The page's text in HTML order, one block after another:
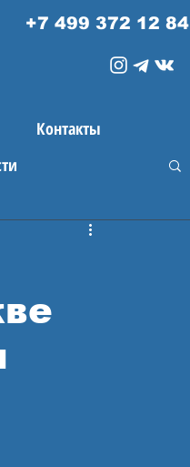
+7 499 372 12 84
Контакты